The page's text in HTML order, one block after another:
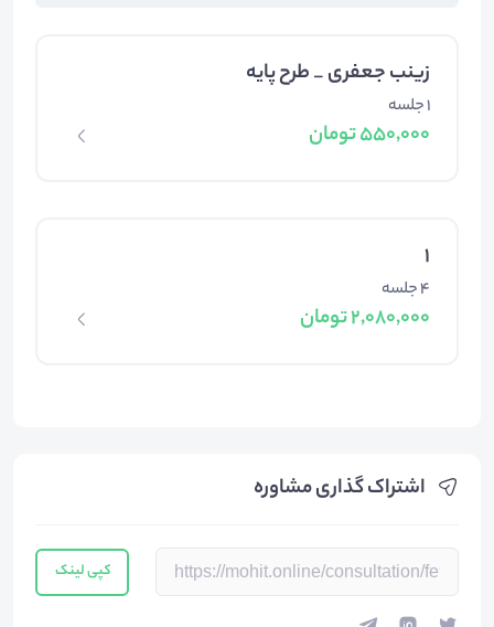
زینب جعفری _ طرح پایه
1 جلسه
550,000 تومان
1
4 جلسه
2,080,000 تومان
اشتراک گذاری مشاوره
کپی لینک